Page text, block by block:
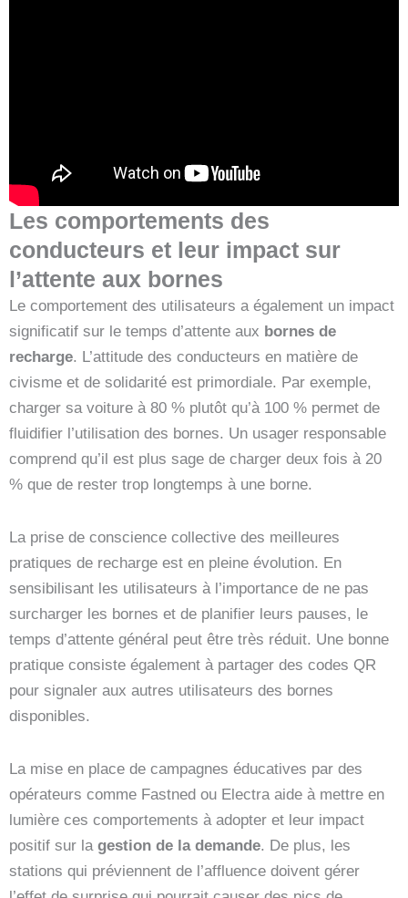
Les comportements des
conducteurs et leur impact sur
l’attente aux bornes
Le comportement des utilisateurs a également un impact
significatif sur le temps d’attente aux bornes de
recharge. L’attitude des conducteurs en matière de
civisme et de solidarité est primordiale. Par exemple,
charger sa voiture à 80 % plutôt qu’à 100 % permet de
fluidifier l’utilisation des bornes. Un usager responsable
comprend qu’il est plus sage de charger deux fois à 20
% que de rester trop longtemps à une borne.
La prise de conscience collective des meilleures
pratiques de recharge est en pleine évolution. En
sensibilisant les utilisateurs à l’importance de ne pas
surcharger les bornes et de planifier leurs pauses, le
temps d’attente général peut être très réduit. Une bonne
pratique consiste également à partager des codes QR
pour signaler aux autres utilisateurs des bornes
disponibles.
La mise en place de campagnes éducatives par des
opérateurs comme Fastned ou Electra aide à mettre en
lumière ces comportements à adopter et leur impact
positif sur la gestion de la demande. De plus, les
stations qui préviennent de l’affluence doivent gérer